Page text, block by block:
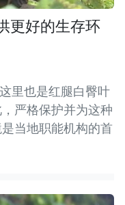
更好的生存环
里也是红腿白臀叶
严格保护并为这种
当地职能机构的首